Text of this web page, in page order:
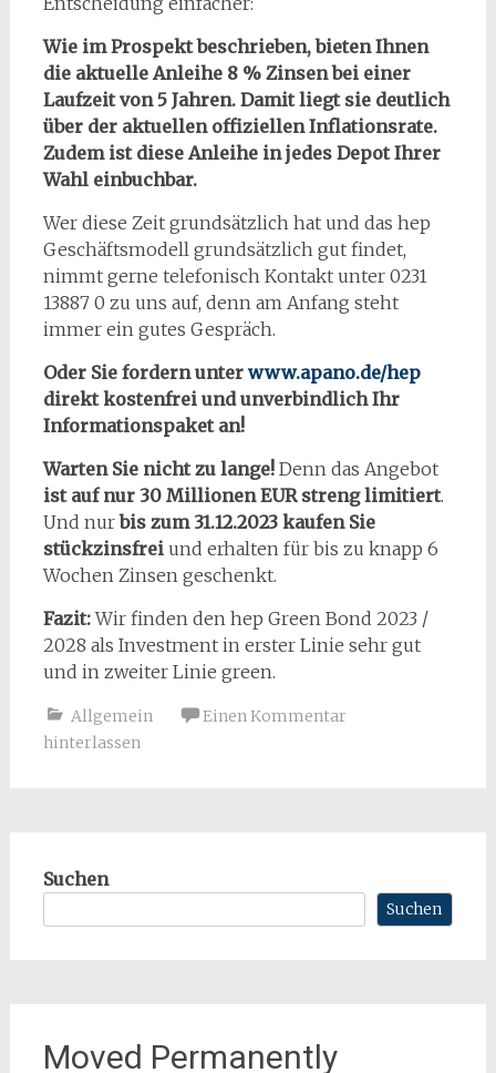
Wie im Prospekt beschrieben, bieten Ihnen
die aktuelle Anleihe 8 % Zinsen bei einer
Laufzeit von 5 Jahren. Damit liegt sie deutlich
über der aktuellen offiziellen Inflationsrate.
Zudem ist diese Anleihe in jedes Depot Ihrer
Wahl einbuchbar.
Wer diese Zeit grundsätzlich hat und das hep
Geschäftsmodell grundsätzlich gut findet,
nimmt gerne telefonisch Kontakt unter 0231
13887 0 zu uns auf, denn am Anfang steht
immer ein gutes Gespräch.
Oder Sie fordern unter www.apano.de/hep
direkt kostenfrei und unverbindlich Ihr
Informationspaket an!
Warten Sie nicht zu lange!Denn das Angebot
ist auf nur 30 Millionen EUR streng limitiert.
Und nurbis zum 31.12.2023 kaufen Sie
stückzinsfreiund erhalten für bis zu knapp 6
Wochen Zinsen geschenkt.
Fazit:Wir finden den hep Green Bond 2023 /
2028 als Investment in erster Linie sehr gut
und in zweiter Linie green.
Allgemein
Einen Kommentar
hinterlassen
Suchen
Suchen
Moved Permanently